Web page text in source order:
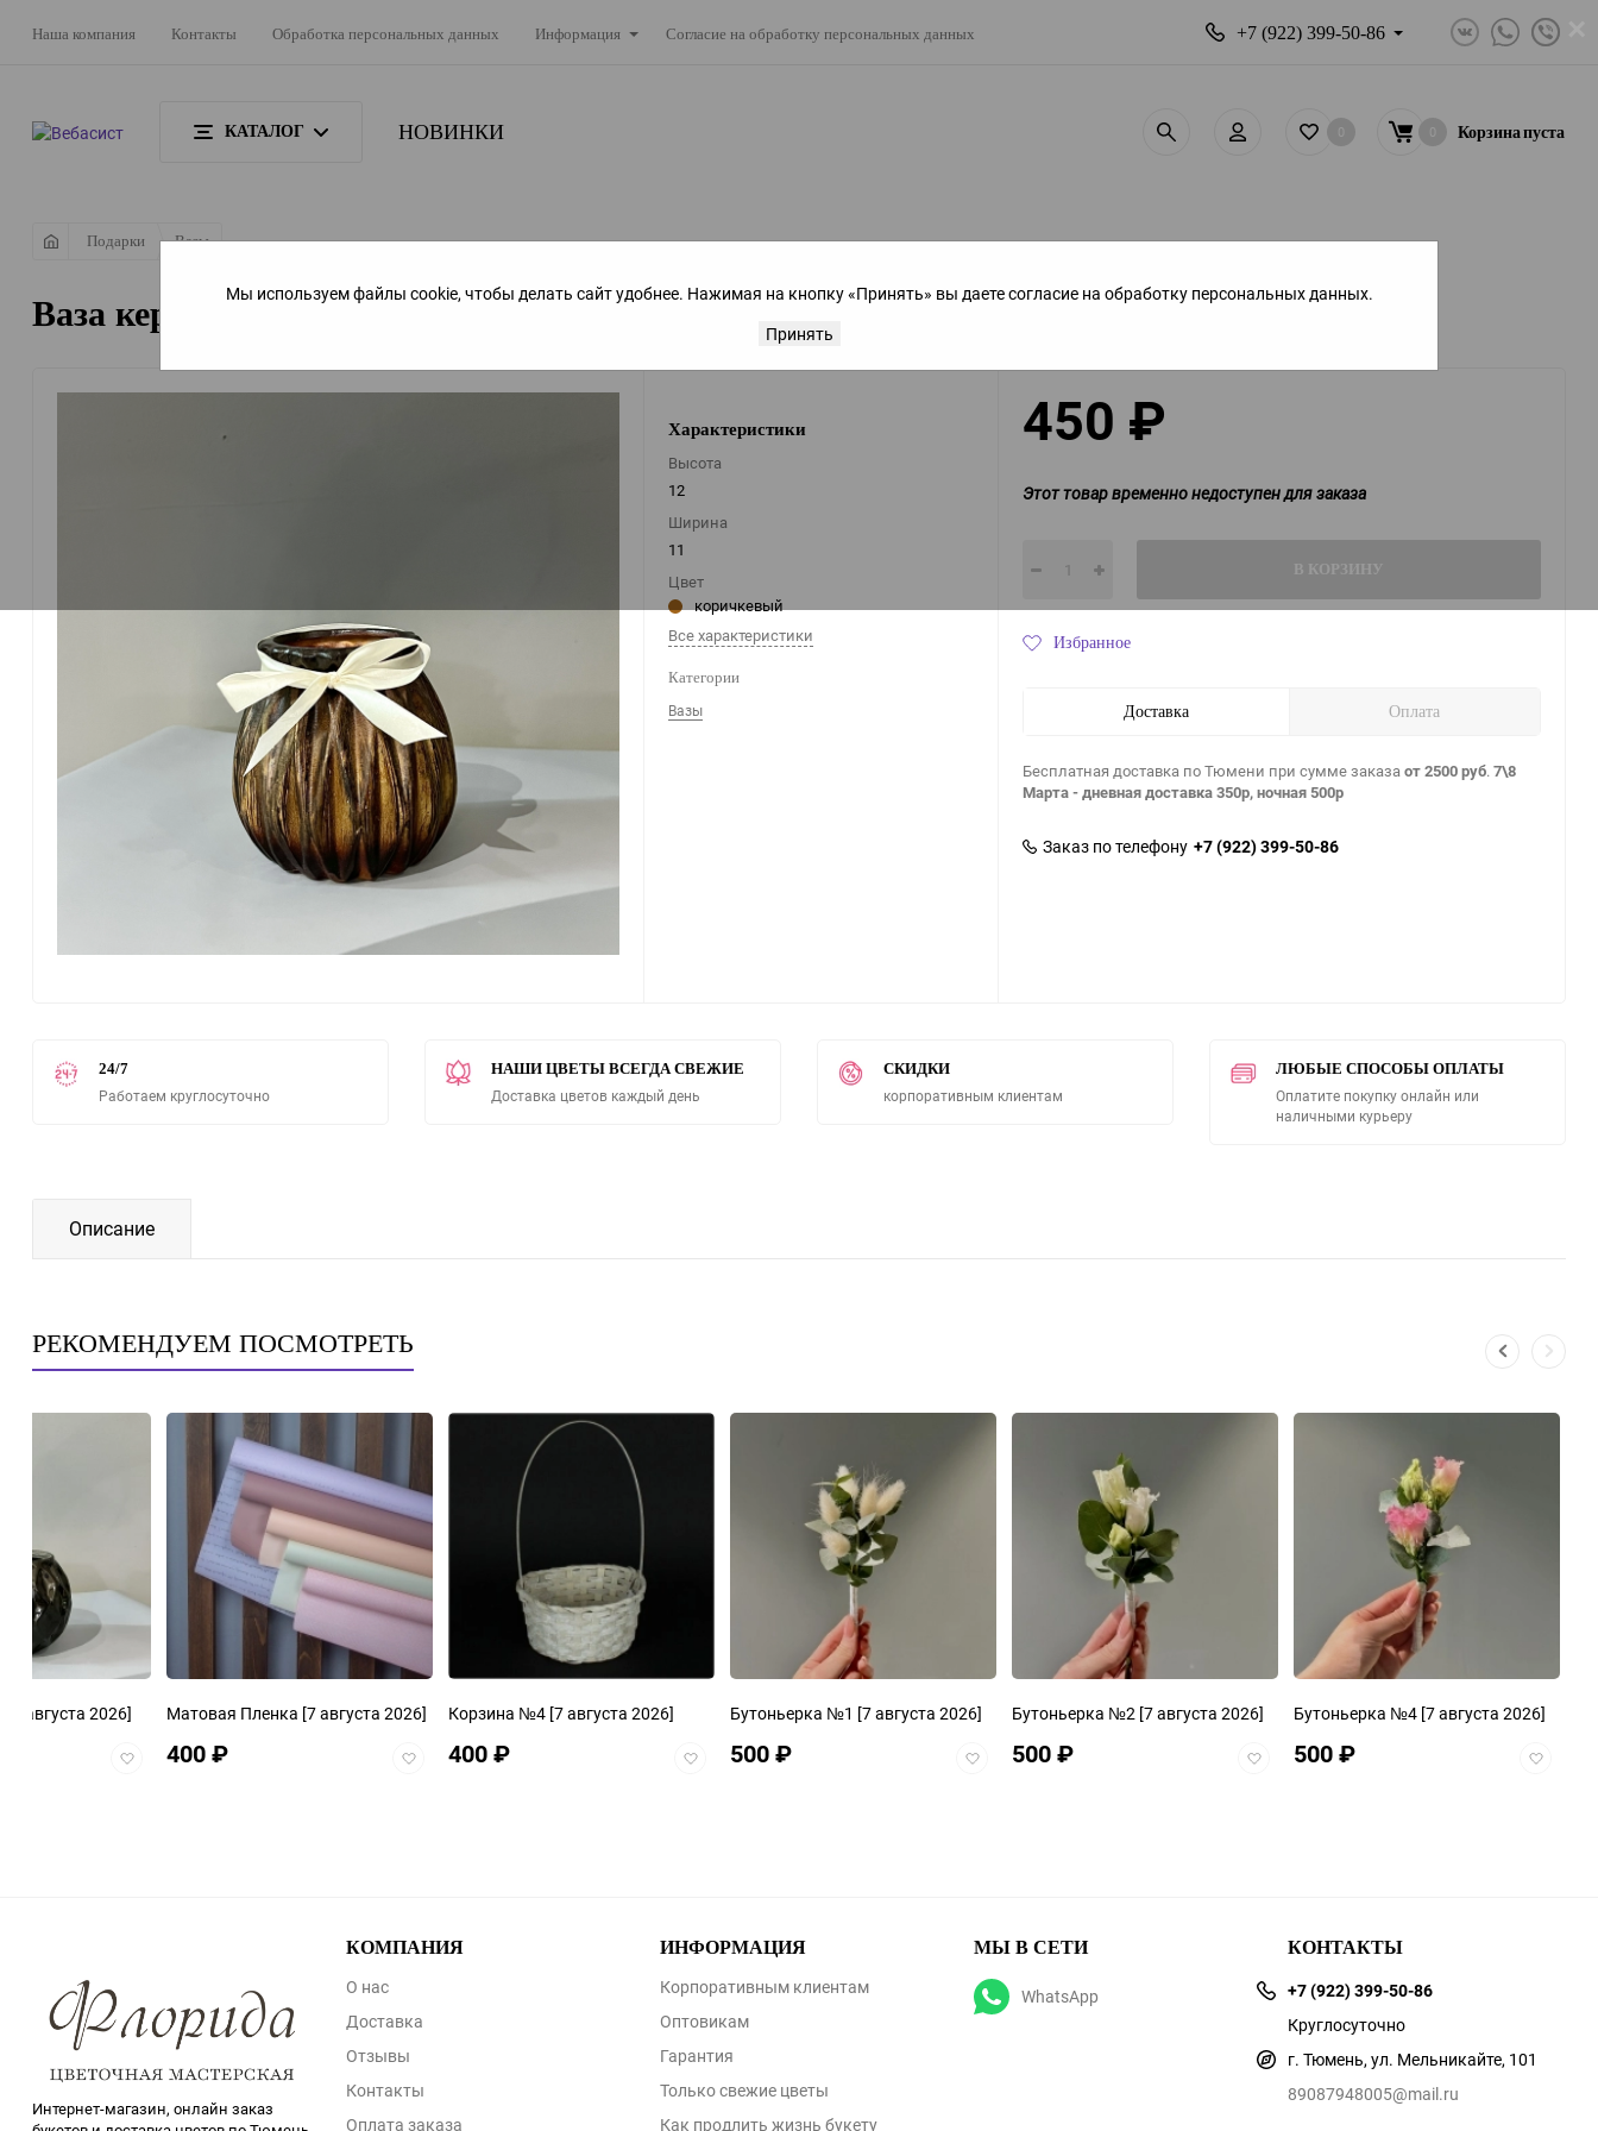
Мы используем файлы cookie, чтобы делать сайт удобнее. Нажимая на кнопку «Принять» вы даете согласие на обработку персональных данных.
Принять
Наша компания Контакты Обработка персональных данных Информация Согласие на обработку персональных данных +7 (922) 399-50-86
КАТАЛОГ НОВИНКИ 0 0 Корзинапуста
Подарки Вазы
Ваза керамика
Характеристики
Высота
12
Ширина
11
Цвет
коричкевый
Все характеристики
Категории
Вазы
450 ₽
Этот товар временно недоступен для заказа
В КОРЗИНУ
Избранное
Доставка Оплата
Бесплатная доставка по Тюмени при сумме заказаот 2500 руб.7\8
Марта - дневная доставка 350р, ночная 500р
Заказ по телефону +7 (922) 399-50-86
24/7
Работаем круглосуточно
НАШИ ЦВЕТЫ ВСЕГДА СВЕЖИЕ
Доставка цветов каждый день
СКИДКИ
корпоративным клиентам
ЛЮБЫЕ СПОСОБЫ ОПЛАТЫ
Оплатите покупку онлайн или
наличными курьеру
Описание
РЕКОМЕНДУЕМ ПОСМОТРЕТЬ
[7 августа 2026]
Добавить
Матовая Пленка [7 августа 2026]
400₽
Добавить
Корзина №4 [7 августа 2026]
400₽
Добавить
Бутоньерка №1 [7 августа 2026]
500₽
Добавить
Бутоньерка №2 [7 августа 2026]
500₽
Добавить
Бутоньерка №4 [7 августа 2026]
500₽
Добавить
Интернет-магазин, онлайн заказ
КОМПАНИЯ
О нас
Доставка
Отзывы
Контакты
Оплата заказа
ИНФОРМАЦИЯ
Корпоративным клиентам
Оптовикам
Гарантия
Только свежие цветы
Как продлить жизнь букету
МЫ В СЕТИ
WhatsApp
КОНТАКТЫ
+7 (922) 399-50-86
Круглосуточно
г. Тюмень, ул. Мельникайте, 101
89087948005@mail.ru